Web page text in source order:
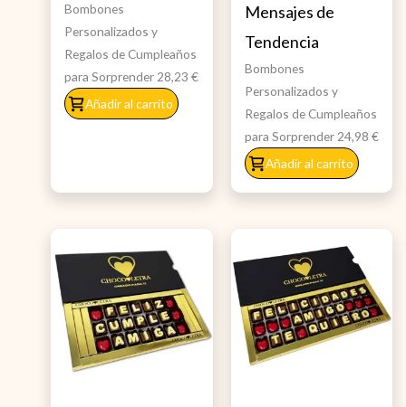
Bombones
Personalizados y
Regalos de Cumpleaños
para Sorprender28,23€
Añadir al carrito
Mensajes de
Tendencia
Bombones
Personalizados y
Regalos de Cumpleaños
para Sorprender24,98 €
Añadir al carrito